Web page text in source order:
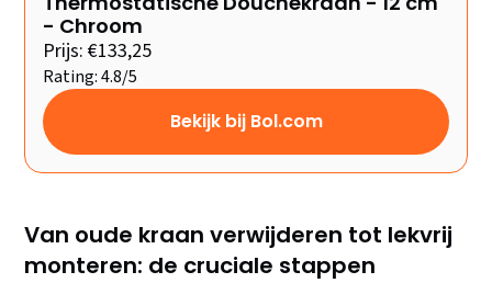
- Chroom
Prijs: €133,25
Rating: 4.8/5
Bekijk bij Bol.com
Van oude kraan verwijderen tot lekvrij
monteren: de cruciale stappen